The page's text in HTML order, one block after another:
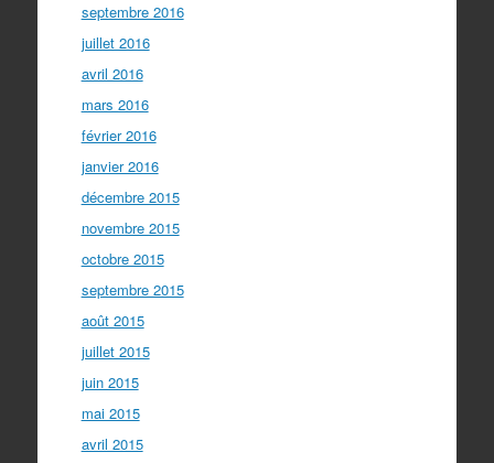
septembre 2016
juillet 2016
avril 2016
mars 2016
février 2016
janvier 2016
décembre 2015
novembre 2015
octobre 2015
septembre 2015
août 2015
juillet 2015
juin 2015
mai 2015
avril 2015